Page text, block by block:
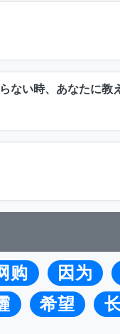
ない時、あなたに教
购 因为
希望